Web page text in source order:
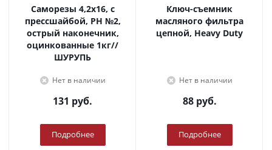
Саморезы 4,2х16, с
прессшайбой, PH №2,
острый наконечник,
оцинкованные 1кг//
ШУРУПЬ
Нет в наличии
131 руб.
Подробнее
Ключ-съемник
масляного фильтра
цепной, Heavy Duty
Нет в наличии
88руб.
Подробнее